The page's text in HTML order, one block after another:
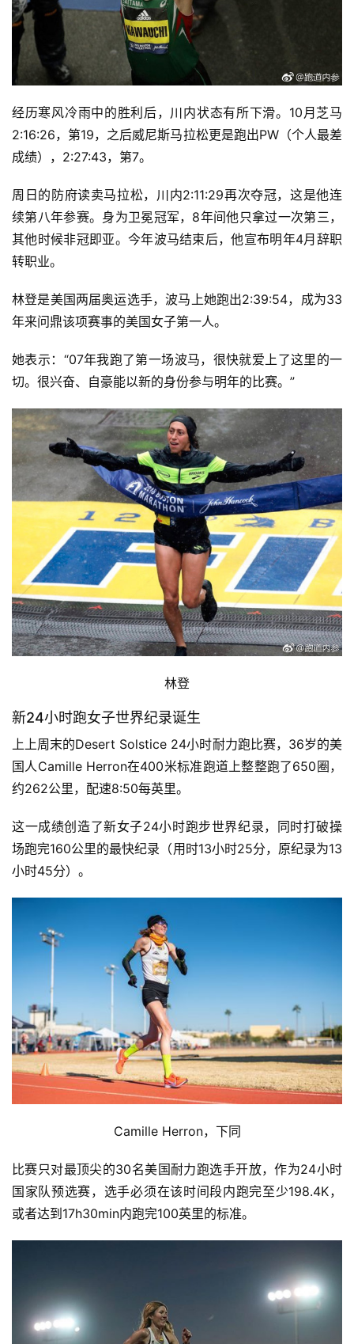
经历寒风冷雨中的胜利后，川内状态有所下滑。10月芝马
2:16:26， 第19，之后威尼斯马拉松更是跑出PW（个人最差
成绩），2:27:43， 第7。
周 日的防府读卖马拉松，川内2:11:29再次夺冠，这是他连
续第八年参赛。身为卫冕冠军，8年间他只拿过一次第三，
其他时候非冠即亚。 今年波马结束后，他宣布明年4月辞职
转职业。
林登是美国两届奥运选手，波马上她跑出2:39:54，成为33
年来问鼎该项赛事的美国女子第一人。
她表示：“07年我跑了第一场波马，很快就爱上了这里的一
切。很兴奋、自豪能以新的身份参与明年的比赛。”
林登
新24小时跑女子世界纪录诞生
上上周末的Desert Solstice 24小时耐力跑比赛，36岁的美
国人Camille Herron在400米标准跑道上整整跑了650圈，
约262公里，配速8:50每英里。
这一成绩创造了新女子24小时跑步世界纪录，同时打破操
场跑完160公里的最快纪录（用时13小时25分，原纪录为13
小时45分）。
Camille Herron，下同
比赛只对最顶尖的30名美国耐力跑选手开放，作为24小时
国家队预选赛，选手必须在该时间段内跑完至少198.4K，
或者达到17h30min内跑完100英里的标准。